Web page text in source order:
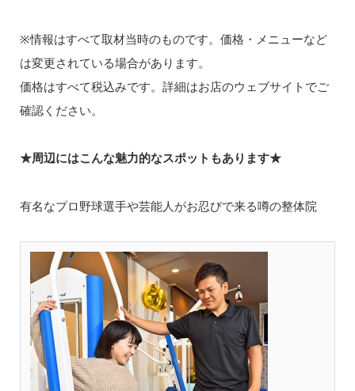
※情報はすべて取材当時のものです。価格・メニューなど
は変更されている場合があります。
価格はすべて税込みです。詳細はお店のウェブサイトでご
確認ください。
★周辺にはこんな魅力的なスポットもあります★
有名なプロ野球選手や芸能人がお忍びで来る噂の整体院